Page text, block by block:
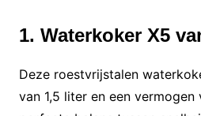
1. Waterkoker X5
Deze roestvrijstalen
van 1,5 liter en een